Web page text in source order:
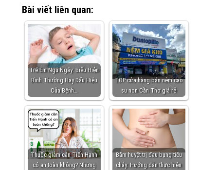
Bài viết liên quan:
Trẻ Em Ngủ Ngáy: Biểu Hiện
Bình Thường Hay Dấu Hiệu
Của Bệnh…
TOP cửa hàng bán nệm cao
su non Cần Thơ giá rẻ
Thuốc giảm cân Tiến Hạnh
có an toàn không? Những
Bấm huyệt trị đau bụng tiêu
chảy: Hướng dẫn thực hiện